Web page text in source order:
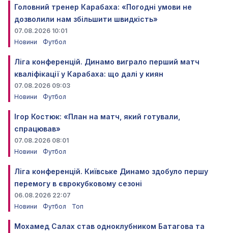
Головний тренер Карабаха: «Погодні умови не
дозволили нам збільшити швидкість»
07.08.2026 10:01
Новини
Футбол
Ліга конференцій. Динамо виграло перший матч
кваліфікації у Карабаха: що далі у киян
07.08.2026 09:03
Новини
Футбол
Ігор Костюк: «План на матч, який готували,
спрацював»
07.08.2026 08:01
Новини
Футбол
Ліга конференцій. Київське Динамо здобуло першу
перемогу в єврокубковому сезоні
06.08.2026 22:07
Новини
Футбол Топ
Мохамед Салах став одноклубником Батагова та